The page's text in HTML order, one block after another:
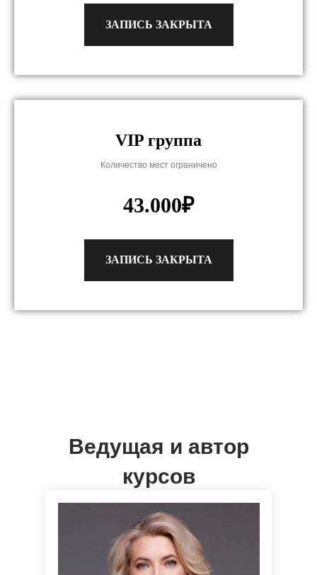
ЗАПИСЬ ЗАКРЫТА
VIP группа
Количество мест ограничено
43.000₽
ЗАПИСЬ ЗАКРЫТА
Ведущая и автор
курсов